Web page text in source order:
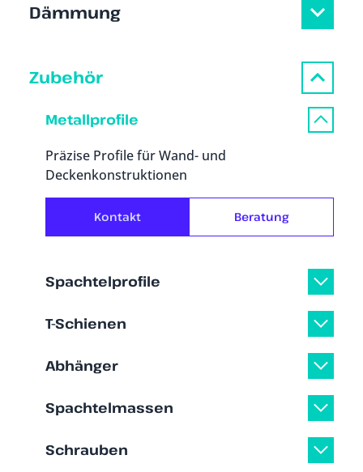
Dämmung
Zubehör
Metallprofile
Präzise Profile für Wand- und
Deckenkonstruktionen
Kontakt Beratung
Spachtelprofile
T-Schienen
Abhänger
Spachtelmassen
Schrauben